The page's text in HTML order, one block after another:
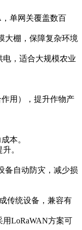
单网关覆盖数百
大棚，保障复杂环境
，适合大规模农业
用），提升作物产
本。
。
备自动防灾，减少损
传统设备，兼容有
LoRaWAN方案可